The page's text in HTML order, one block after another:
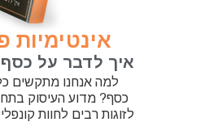
אינטימיות
איך לדבר על כסף
למה אנחנו מתקשים
כסף? מדוע העיסוק
לזוגות רבים לחוות